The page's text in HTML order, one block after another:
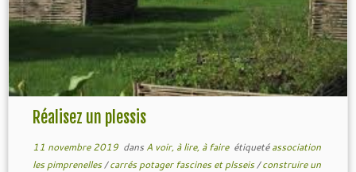
Réalisez un plessis
11 novembre 2019dans A voir, à lire, à faire étiquetéassociation
les pimprenelles/carrés potager fascines et plsseis/construire un